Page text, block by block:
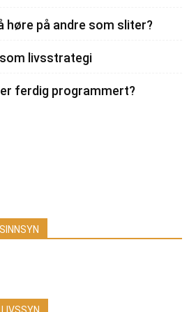
høre på andre som sliter?
livsstrategi
ferdig programmert?